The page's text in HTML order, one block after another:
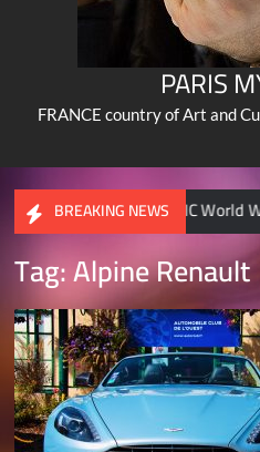
PARIS
FRANCE country of Art and
BREAKING NEWS
GEOGRAPHIC World
Tag:Alpine Renault